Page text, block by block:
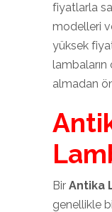
fiyatlarla
modelleri
yüksek
lambaların
almadan
Bir Antika
genellikle